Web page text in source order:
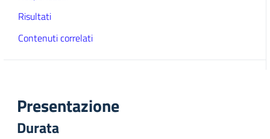
Risultati
Contenuti correlati
Presentazione
Durata